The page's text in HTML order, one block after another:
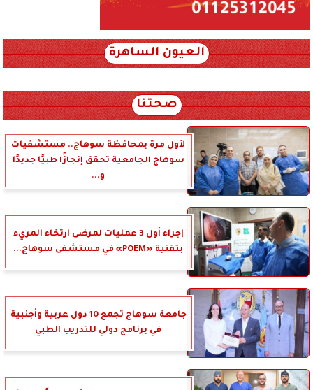
العيون الساهرة
صحتنا
لأول مرة بمحافظة سوهاج.. مستشفيات
سوهاج الجامعية تحقق إنجازًا طبيًا جديدًا
و...
إجراء أول 3 عمليات لمرضى ارتخاء المريء
بتقنية «POEM» في مستشفى سوهاج...
جامعة سوهاج تجمع 10 دول عربية وأجنبية
في برنامج دولي للتدريب الطبي